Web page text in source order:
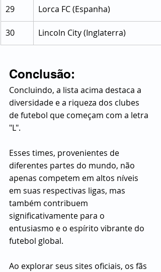
29 Lorca FC (Espanha)
30 Lincoln City (Inglaterra)
Conclusão:
Concluindo, a lista acima destaca a
diversidade e a riqueza dos clubes
de futebol que começam com a letra
"L".
Esses times, provenientes de
diferentes partes do mundo, não
apenas competem em altos níveis
em suas respectivas ligas, mas
também contribuem
significativamente para o
entusiasmo e o espírito vibrante do
futebol global.
Ao explorar seus sites oficiais, os fãs